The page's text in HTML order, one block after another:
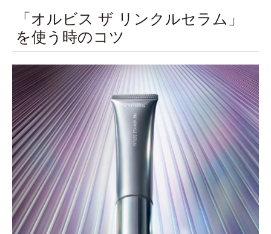
「オルビス ザ リンクルセラム」
を使う時のコツ